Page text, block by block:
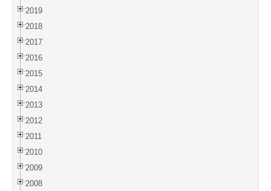
2019
2018
2017
2016
2015
2014
2013
2012
2011
2010
2009
2008